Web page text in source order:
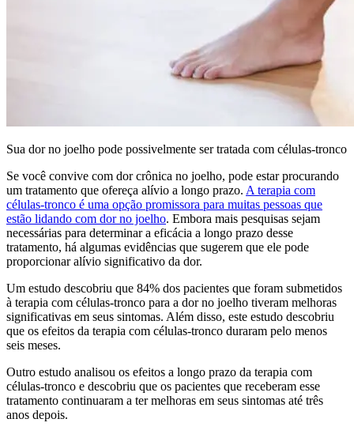
Sua dor no joelho pode possivelmente ser tratada com células-tronco
Se você convive com dor crônica no joelho, pode estar procurando
um tratamento que ofereça alívio a longo prazo. A terapia com
células-tronco é uma opção promissora para muitas pessoas que
estão lidando com dor no joelho. Embora mais pesquisas sejam
necessárias para determinar a eficácia a longo prazo desse
tratamento, há algumas evidências que sugerem que ele pode
proporcionar alívio significativo da dor.
Um estudo descobriu que 84% dos pacientes que foram submetidos
à terapia com células-tronco para a dor no joelho tiveram melhoras
significativas em seus sintomas. Além disso, este estudo descobriu
que os efeitos da terapia com células-tronco duraram pelo menos
seis meses.
Outro estudo analisou os efeitos a longo prazo da terapia com
células-tronco e descobriu que os pacientes que receberam esse
tratamento continuaram a ter melhoras em seus sintomas até três
anos depois.